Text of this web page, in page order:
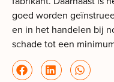
goed worden
en in het handelen bij
schade tot een